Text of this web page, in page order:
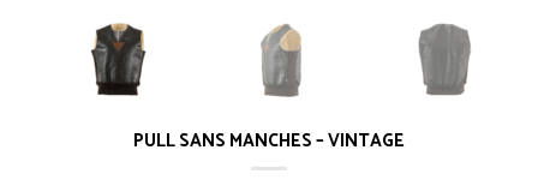
PULL SANS MANCHES – VINTAGE